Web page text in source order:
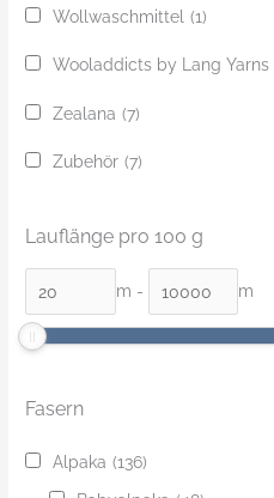
Wollwaschmittel (1)
Wooladdicts by Lang Yarns
Zealana (7)
Zubehör (7)
Lauflänge pro 100 g
m - m
Fasern
Alpaka (136)